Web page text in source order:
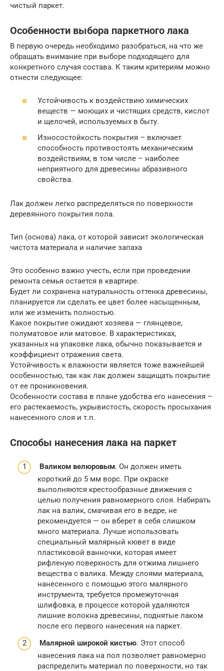
чистый паркет.
Особенности выбора паркетного лака
В первую очередь необходимо разобраться, на что же
обращать внимание при выборе подходящего для
конкретного случая состава. К таким критериям можно
отнести следующее:
Устойчивость к воздействию химических
веществ — моющих и чистящих средств, кислот
и щелочей, используемых в быту.
Износостойкость покрытия – включает
способность противостоять механическим
воздействиям, в том числе – наиболее
неприятного для древесины абразивного
свойства.
Лак должен легко распределяться по поверхности
деревянного покрытия пола.
Тип (основа) лака, от которой зависит экологическая
чистота материала и наличие запаха
Это особенно важно учесть, если при проведении
ремонта семья остается в квартире.
Будет ли сохранена натуральность оттенка древесины,
планируется ли сделать ее цвет более насыщенным,
или же изменить полностью.
Какое покрытие ожидают хозяева — глянцевое,
полуматовое или матовое. В характеристиках,
указанных на упаковке лака, обычно показывается и
коэффициент отражения света.
Устойчивость к влажности является тоже важнейшей
особенностью, так как лак должен защищать покрытие
от ее проникновения.
Особенности состава в плане удобства его нанесения –
его растекаемость, укрывистость, скорость просыхания
нанесенного слоя и т.п.
Способы нанесения лака на паркет
Валиком велюровым. Он должен иметь
короткий до 5 мм ворс. При окраске
выполняются крестообразные движения с
целью получения равномерного слоя. Набирать
лак на валик, смачивая его в ведре, не
рекомендуется — он вберет в себя слишком
много материала. Лучше использовать
специальный малярный кювет в виде
пластиковой ванночки, которая имеет
рифленую поверхность для отжима лишнего
вещества с валика. Между слоями материала,
нанесенного с помощью этого малярного
инструмента, требуется промежуточная
шлифовка, в процессе которой удаляются
лишние волокна древесины, поднятые лаком
после его первого нанесения на паркет.
Малярной широкой кистью. Этот способ
нанесения лака на пол позволяет равномерно
распределить материал по поверхности, но так